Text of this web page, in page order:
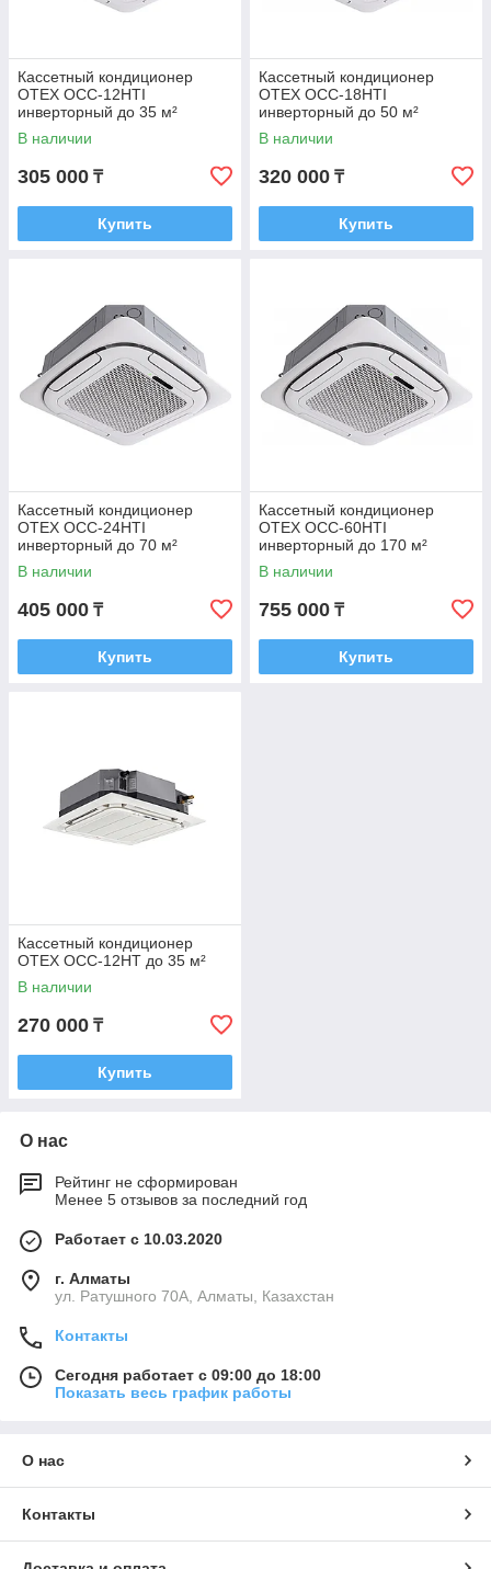
Кассетный кондиционер
OTEX OCC-12HTI
инверторный до 35 м²
В наличии
305 000 ₸
Купить
Кассетный кондиционер
OTEX OCC-18HTI
инверторный до 50 м²
В наличии
320 000 ₸
Купить
Кассетный кондиционер
OTEX OCC-24HTI
инверторный до 70 м²
В наличии
405 000 ₸
Купить
Кассетный кондиционер
OTEX OCC-60HTI
инверторный до 170 м²
В наличии
755 000 ₸
Купить
Кассетный кондиционер
OTEX OCC-12HT до 35 м²
В наличии
270 000 ₸
Купить
О нас
Рейтинг не сформирован
Менее 5 отзывов за последний год
Работает с 10.03.2020
г. Алматы
ул. Ратушного 70А, Алматы, Казахстан
Контакты
Сегодня работает с 09:00 до 18:00
Показать весь график работы
О нас
Контакты